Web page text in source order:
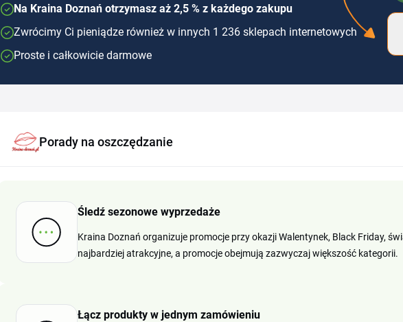
Na Kraina Doznań otrzymasz aż 2,5 % z każdego zakupu
Zwrócimy Ci pieniądze również w innych 1 236 sklepach internetowych
Proste i całkowicie darmowe
Porady na oszczędzanie
Śledź sezonowe wyprzedaże
Kraina Doznań organizuje promocje przy okazji Walentynek, Black Friday,
najbardziej atrakcyjne, a promocje obejmują zazwyczaj większość kategorii.
Łącz produkty w jednym zamówieniu